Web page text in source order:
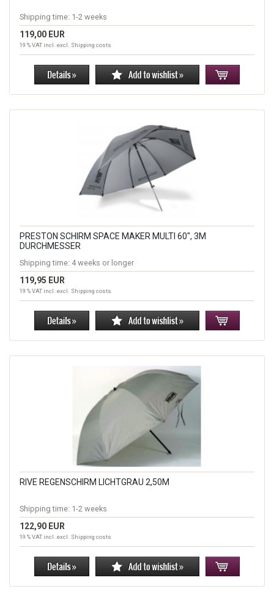
Shipping time: 1-2 weeks
119,00 EUR
19 % VAT incl. excl. Shipping costs
PRESTON SCHIRM SPACE MAKER MULTI 60", 3M
DURCHMESSER
Shipping time: 4 weeks or longer
119,95 EUR
19 % VAT incl. excl. Shipping costs
RIVE REGENSCHIRM LICHTGRAU 2,50M
Shipping time: 1-2 weeks
122,90 EUR
19 % VAT incl. excl. Shipping costs